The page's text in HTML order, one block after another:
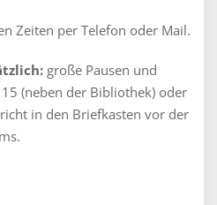
Zeiten per Telefon oder Mail.
große Pausen und
(neben der Bibliothek) oder
in den Briefkasten vor der